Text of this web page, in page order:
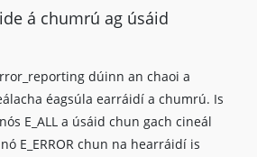
á chumrú ag úsáid
dúinn an chaoi a
éagsúla earráidí a chumrú. Is
E_ALL a úsáid chun gach cineál
E_ERROR chun na hearráidí is